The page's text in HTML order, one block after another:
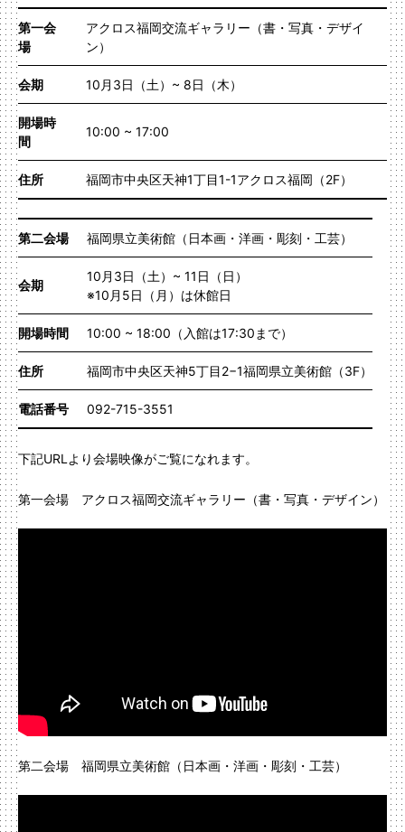
第一会
場
アクロス福岡交流ギャラリー（書・写真・デザイ
ン）
会期 10月3日（土）~ 8日（木）
開場時
間
10:00 ~ 17:00
住所 福岡市中央区天神1丁目1-1アクロス福岡（2F）
第二会場 福岡県立美術館（日本画・洋画・彫刻・工芸）
会期
10月3日（土）~ 11日（日）
※10月5日（月）は休館日
開場時間 10:00 ~ 18:00（入館は17:30まで）
住所 福岡市中央区天神5丁目2−1福岡県立美術館（3F）
電話番号 092-715-3551
下記URLより会場映像がご覧になれます。
第一会場 アクロス福岡交流ギャラリー（書・写真・デザイン）
第二会場 福岡県立美術館（日本画・洋画・彫刻・工芸）